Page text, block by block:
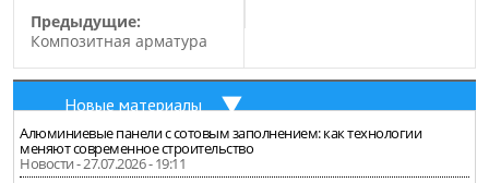
Предыдущие:
Композитная арматура
Новые материалы
Алюминиевые панели с сотовым заполнением: как технологии
меняют современное строительство
Новости - 27.07.2026 - 19:11